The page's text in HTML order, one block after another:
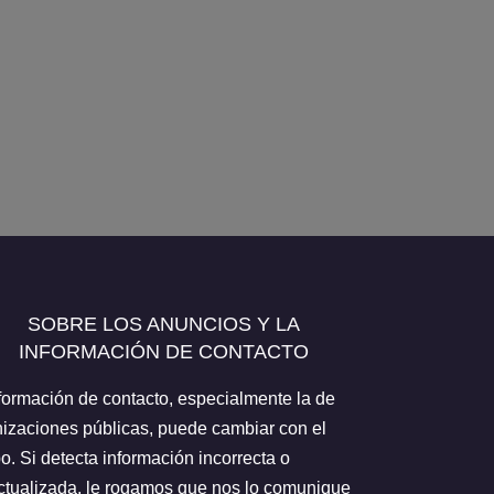
SOBRE LOS ANUNCIOS Y LA
INFORMACIÓN DE CONTACTO
de contacto, especialmente la de
públicas, puede cambiar con el
Si detecta información incorrecta o
le rogamos que nos lo comunique